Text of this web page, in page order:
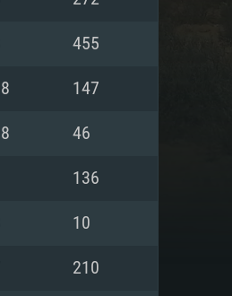
455
147
46
136
10
210